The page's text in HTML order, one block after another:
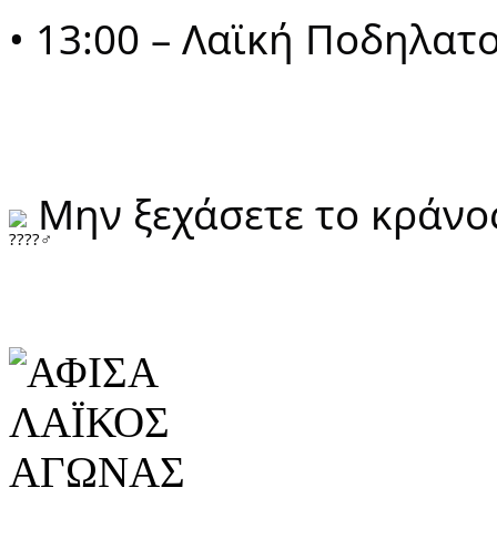
• 13:00 – Λαϊκή
Μην ξεχάσετε το